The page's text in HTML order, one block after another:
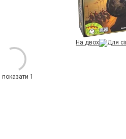
На двох
показати 1